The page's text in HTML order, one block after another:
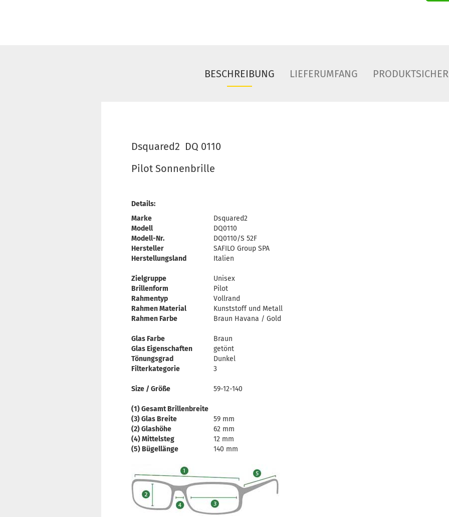
BESCHREIBUNG LIEFERUMFANG
Dsquared2 DQ 0110
Pilot Sonnenbrille
Details:
Marke
Dsquared2
Modell
DQ0110
Modell-Nr.
DQ0110/S 52F
Hersteller
SAFILO Group SPA
Herstellungsland
Italien
Zielgruppe
Unisex
Brillenform
Pilot
Rahmentyp
Vollrand
Rahmen Material
Kunststoff und Metall
Rahmen Farbe
Braun Havana / Gold
Glas Farbe
Braun
Glas Eigenschaften
getönt
Tönungsgrad
Dunkel
Filterkategorie
3
Size / Größe 59-12-140
(1) Gesamt Brillenbreite
(3) Glas Breite
59 mm
(2) Glashöhe
62 mm
(4) Mittelsteg
12 mm
(5) Bügellänge
140 mm